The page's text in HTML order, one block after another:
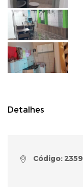
Detalhes
Código: 2359